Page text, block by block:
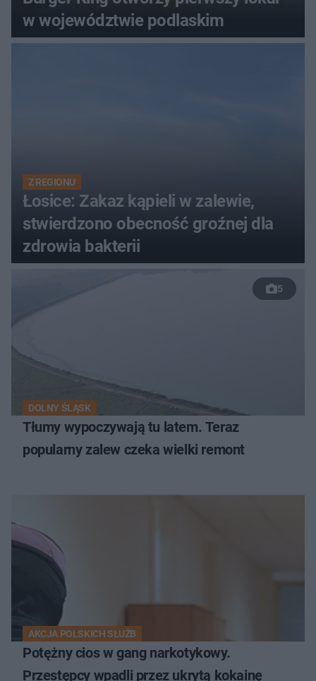
w województwie podlaskim
Z REGIONU
Łosice: Zakaz kąpieli w zalewie,
stwierdzono obecność groźnej dla
zdrowia bakterii
5
DOLNY ŚLĄSK
Tłumy wypoczywają tu latem. Teraz
popularny zalew czeka wielki remont
AKCJA POLSKICH SŁUŻB
Potężny cios w gang narkotykowy.
Przestępcy wpadli przez ukrytą kokainę